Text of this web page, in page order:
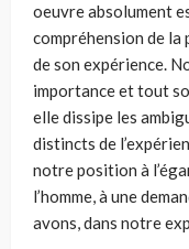
oeuvre absolument
compréhension de la
de son expérience.
importance et tout
elle dissipe les
distincts de
notre position à
l’homme, à une
avons, dans notre